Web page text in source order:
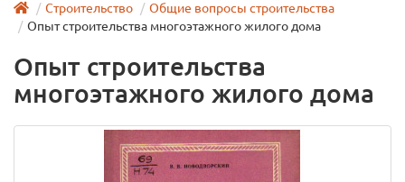
Строительство
Общие вопросы строительства
Опыт строительства многоэтажного жилого дома
Опыт строительства
многоэтажного жилого дома